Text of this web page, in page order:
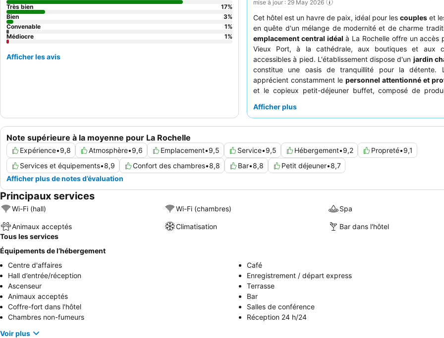
mise à jour : 29 May 2026
Cet hôtel est un havre de paix, idéal pour les couples et
en quête d'un mélange de modernité et de charme
emplacement central idéal à La Rochelle offre un accès
Vieux Port, à la cathédrale, aux boutiques et aux
accessibles à pied. L'établissement dispose d'un jardin
constitue une oasis de tranquillité pour la détente.
apprécient constamment le personnel attentionné et
et le copieux petit-déjeuner buffet, composé de
donnant sur le jardin.
Afficher plus
Note supérieure à la moyenne pour La Rochelle
Expérience•9,8 Atmosphère•9,6 Emplacement•9,5 Service•9,5 Hébergement•9,2 Propreté•9,1
Services et équipements•8,9 Confort des chambres•8,8 Bar•8,8 Petit déjeuner•8,7
Afficher plus de notes d’évaluation
Très bien
17%
Bien
3%
Convenable
1%
Médiocre
1%
Afficher les avis
Principaux services
Wi-Fi (hall) Wi-Fi (chambres) Spa
Animaux acceptés Climatisation
Bar dans l'hôtel
Tous les services
Équipements de l’hébergement
Centre d'affaires
Café
Hall d’entrée/réception
Enregistrement / départ express
Ascenseur
Terrasse
Animaux acceptés
Bar
Coffre-fort dans l'hôtel
Salles de conférence
Chambres non-fumeurs
Réception 24 h/24
Voir plus